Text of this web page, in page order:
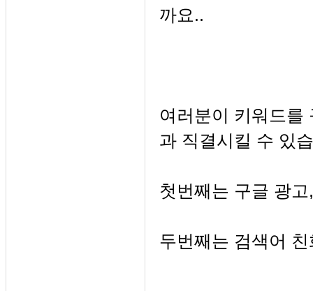
까요..
여러분이 키워드를
과 직결시킬 수 있
첫번째는 구글 광고,
두번째는 검색어